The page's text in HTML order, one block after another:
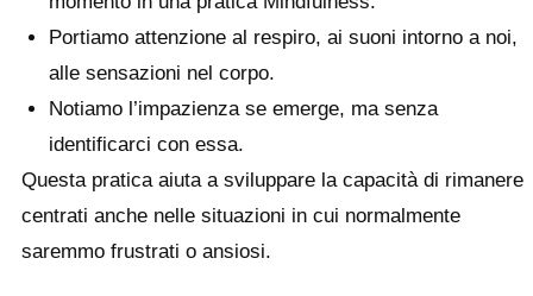
Portiamo attenzione al respiro, ai suoni intorno a noi,
alle sensazioni nel corpo.
Notiamo l’impazienza se emerge, ma senza
identificarci con essa.
Questa pratica aiuta a sviluppare la capacità di rimanere
centrati anche nelle situazioni in cui normalmente
saremmo frustrati o ansiosi.